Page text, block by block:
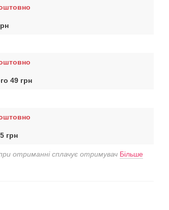
49 грн
грн
отриманні сплачує отримувач Більше